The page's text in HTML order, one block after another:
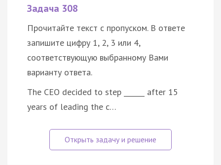
Задача 308
Прочитайте текст с пропуском. В ответе
запишите цифру 1, 2, 3 или 4,
соответствующую выбранному Вами
варианту ответа.
The CEO decided to step ______ after 15
years of leading the c…